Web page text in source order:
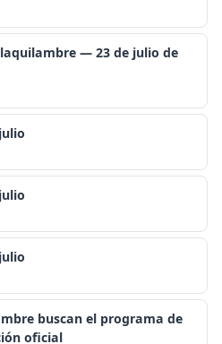
— 23 de julio de
buscan el programa de
oficial